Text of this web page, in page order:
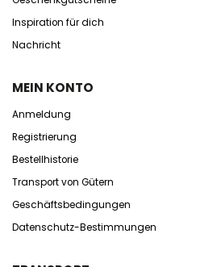
Inspiration für dich
Nachricht
MEIN KONTO
Anmeldung
Registrierung
Bestellhistorie
Transport von Gütern
Geschäftsbedingungen
Datenschutz-Bestimmungen